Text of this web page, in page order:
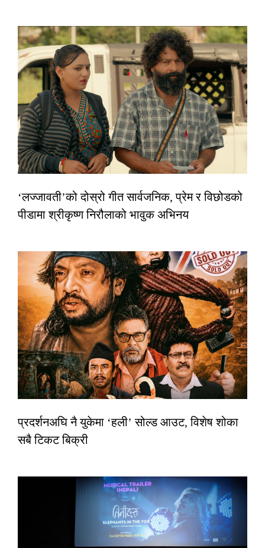
‘लज्जावती’को दोस्रो गीत सार्वजनिक, प्रेम र विछोडको
पीडामा श्रीकृष्ण निरौलाको भावुक अभिनय
प्रदर्शनअघि नै युकेमा ‘हली’ सोल्ड आउट, विशेष शोका
सबै टिकट बिक्री